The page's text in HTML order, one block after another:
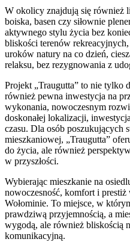
W okolicy znajdują się również
boiska, basen czy siłownie
aktywnego stylu życia bez
bliskości terenów
uroków natury na co dzień,
relaksu, bez rezygnowania z
Projekt „Traugutta” to nie tylko
również pewna inwestycja na
wykonania, nowoczesnym
doskonałej lokalizacji,
czasu. Dla osób poszukujących
mieszkaniowej, „Traugutta”
do życia, ale również
w przyszłości.
Wybierając mieszkanie na
nowoczesność, komfort i
Wołominie. To miejsce, w
prawdziwą przyjemnością, a
wygodą, ale również bliskością
komunikacyjną.